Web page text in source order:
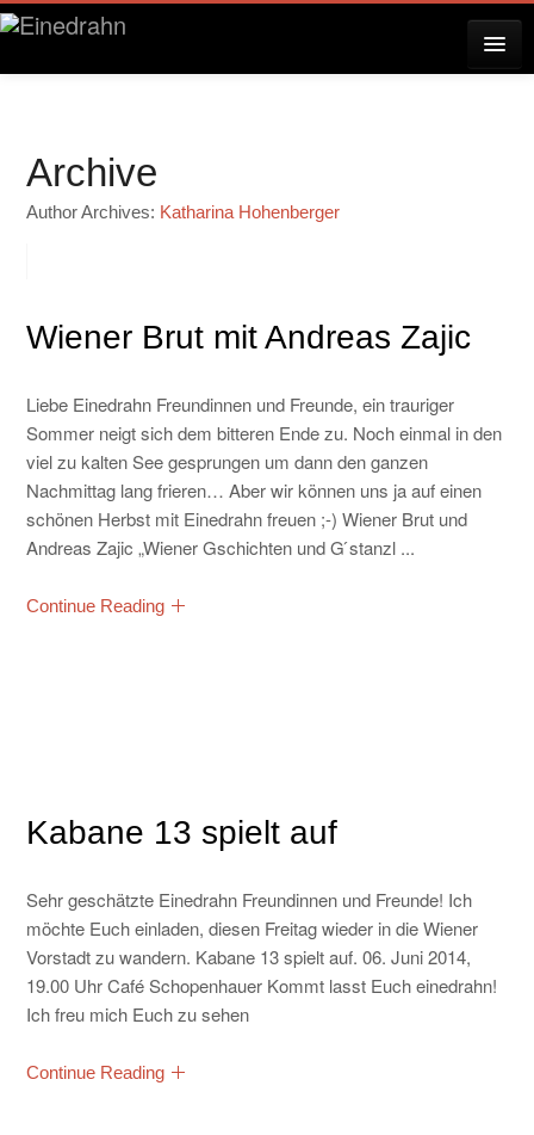
KONZERTE
PRESSE
Archive
Author Archives: Katharina Hohenberger
Wiener Brut mit Andreas Zajic
Liebe Einedrahn Freundinnen und Freunde, ein trauriger
Sommer neigt sich dem bitteren Ende zu. Noch einmal in den
viel zu kalten See gesprungen um dann den ganzen
Nachmittag lang frieren… Aber wir können uns ja auf einen
schönen Herbst mit Einedrahn freuen ;-) Wiener Brut und
Andreas Zajic „Wiener Gschichten und G ́stanzl ...
Continue Reading
Kabane 13 spielt auf
Sehr geschätzte Einedrahn Freundinnen und Freunde! Ich
möchte Euch einladen, diesen Freitag wieder in die Wiener
Vorstadt zu wandern. Kabane 13 spielt auf. 06. Juni 2014,
19.00 Uhr Café Schopenhauer Kommt lasst Euch einedrahn!
Ich freu mich Euch zu sehen
Continue Reading